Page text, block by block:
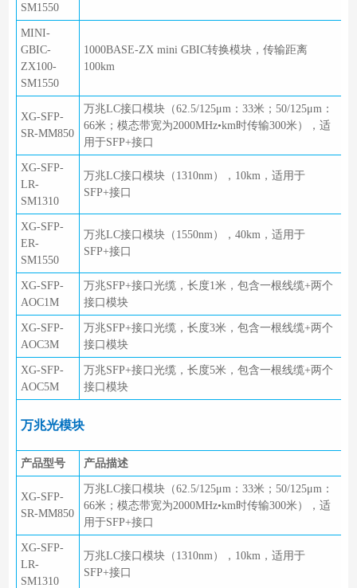
SM1550
MINI-
GBIC-
ZX100-
SM1550
1000BASE-ZX mini GBIC转换模块，传输距离
100km
XG-SFP-
SR-MM850
万兆LC接口模块（62.5/125μm：33米；50/125μm：
66米；模态带宽为2000MHz•km时传输300米），适
用于SFP+接口
XG-SFP-
LR-
SM1310
万兆LC接口模块（1310nm），10km，适用于
SFP+接口
XG-SFP-
ER-
SM1550
万兆LC接口模块（1550nm），40km，适用于
SFP+接口
XG-SFP-
AOC1M
万兆SFP+接口光缆，长度1米，包含一根线缆+两个
接口模块
XG-SFP-
AOC3M
万兆SFP+接口光缆，长度3米，包含一根线缆+两个
接口模块
XG-SFP-
AOC5M
万兆SFP+接口光缆，长度5米，包含一根线缆+两个
接口模块
万兆光模块
产品型号 产品描述
XG-SFP-
SR-MM850
万兆LC接口模块（62.5/125μm：33米；50/125μm：
66米；模态带宽为2000MHz•km时传输300米），适
用于SFP+接口
XG-SFP-
LR-
SM1310
万兆LC接口模块（1310nm），10km，适用于
SFP+接口